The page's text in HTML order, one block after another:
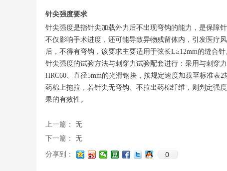
针尖强度要求
针尖强度是指针尖加载外力后不出现弯钩的能力，是保障
不仅影响手术进度，还可能导致异物残留体内，引发医疗
后，不得有弯钩，该要求主要适用于弦长L≥12mm的缝合针
针尖强度的试验方法与刺穿力试验配套进行：采用与刺穿
HRC60、直径5mm的光滑钢块，按规定速度加载至标准表
药棉上拖拉，若针尖无弯钩、不拉出药棉纤维，则判定强
果的有效性。
上一篇：
无
下一篇：
无
分享到： 0